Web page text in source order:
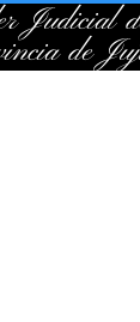
Judicial
de